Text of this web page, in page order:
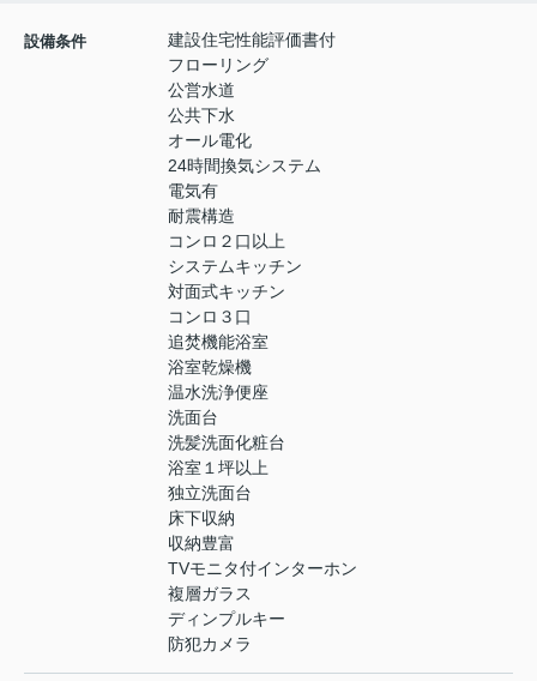
設備条件
建設住宅性能評価書付
フローリング
公営水道
公共下水
オール電化
24時間換気システム
電気有
耐震構造
コンロ２口以上
システムキッチン
対面式キッチン
コンロ３口
追焚機能浴室
浴室乾燥機
温水洗浄便座
洗面台
洗髪洗面化粧台
浴室１坪以上
独立洗面台
床下収納
収納豊富
TVモニタ付インターホン
複層ガラス
ディンプルキー
防犯カメラ